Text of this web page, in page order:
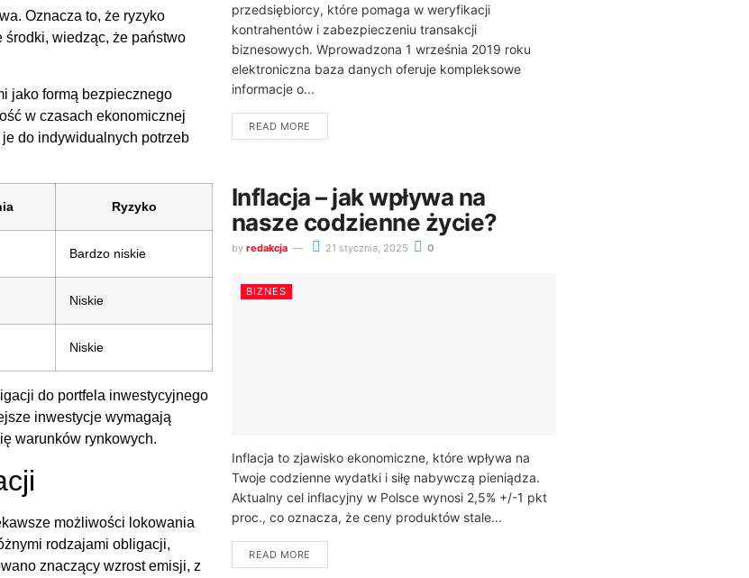
Oznacza to, że ryzyko
wiedząc, że państwo
jako formą bezpiecznego
w czasach ekonomicznej
do indywidualnych potrzeb
Ryzyko
Bardzo niskie
Niskie
Niskie
do portfela inwestycyjnego
inwestycje wymagają
warunków rynkowych.
możliwości lokowania
rodzajami obligacji,
znaczący wzrost emisji, z
przedsiębiorcy, które pomaga w weryfikacji
kontrahentów i zabezpieczeniu transakcji
biznesowych. Wprowadzona 1 września 2019 roku
elektroniczna baza danych oferuje kompleksowe
informacje o...
READ MORE
Inflacja – jak wpływa na
nasze codzienne życie?
by redakcja 21 stycznia, 2025 0
BIZNES
Inflacja to zjawisko ekonomiczne, które wpływa na
Twoje codzienne wydatki i siłę nabywczą pieniądza.
Aktualny cel inflacyjny w Polsce wynosi 2,5% +/-1 pkt
proc., co oznacza, że ceny produktów stale...
READ MORE